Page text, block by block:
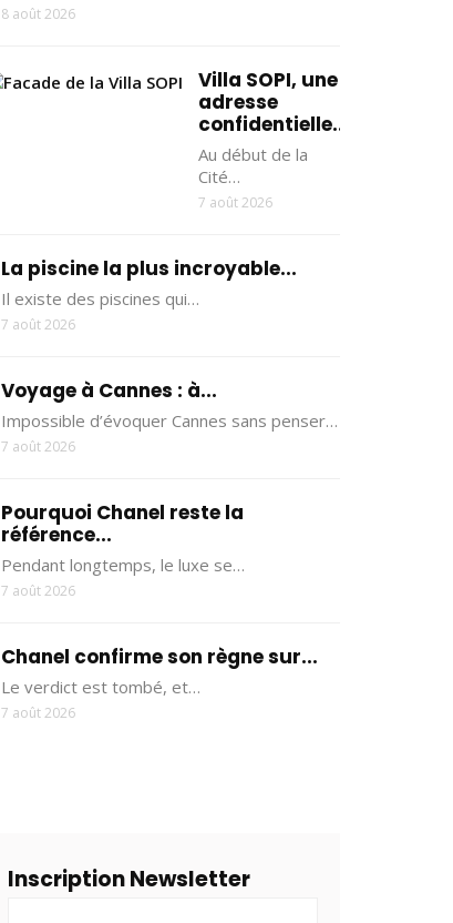
8 août 2026
Villa SOPI, une
adresse
confidentielle...
Au début de la
Cité…
7 août 2026
La piscine la plus incroyable...
Il existe des piscines qui…
7 août 2026
Voyage à Cannes : à...
Impossible d’évoquer Cannes sans penser…
7 août 2026
Pourquoi Chanel reste la
référence...
Pendant longtemps, le luxe se…
7 août 2026
Chanel confirme son règne sur...
Le verdict est tombé, et…
7 août 2026
Inscription Newsletter